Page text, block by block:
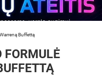
Buffettą
FORMULĖ